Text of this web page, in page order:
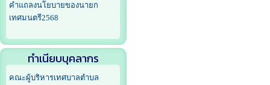
คำแถลงนโยบายของนายก
เทศมนตรี2568
ทำเนียบบุคลากร
คณะผู้บริหารเทศบาลตำบล